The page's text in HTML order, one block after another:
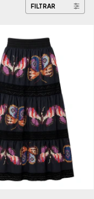
FILTRAR